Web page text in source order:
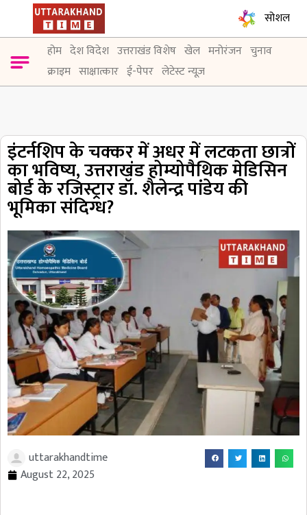
सोशल
होम देश विदेश उत्तराखंड विशेष खेल मनोरंजन चुनाव
क्राइम साक्षात्कार ई-पेपर लेटेस्ट न्यूज़
इंटर्नशिप के चक्कर में अधर में लटकता छात्रों
का भविष्य, उत्तराखंड होम्योपैथिक मेडिसिन
बोर्ड के रजिस्ट्रार डॉ. शैलेन्द्र पांडेय की
भूमिका संदिग्ध?
uttarakhandtime
August 22, 2025